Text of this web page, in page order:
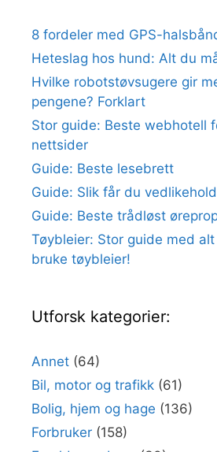
8 fordeler med GPS-
Heteslag hos hund: Alt du
Hvilke robotstøvsugere gir
pengene? Forklart
Stor guide: Beste webhotell
nettsider
Guide: Beste lesebrett
Guide: Slik får du
Guide: Beste trådløst
Tøybleier: Stor guide med
bruke tøybleier!
Utforsk kategorier:
Annet (64)
Bil, motor og trafikk (61)
Bolig, hjem og hage (136)
Forbruker (158)